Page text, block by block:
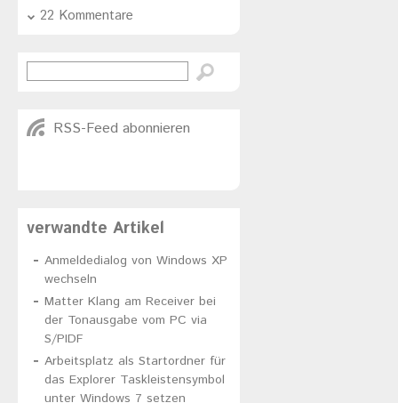
22 Kommentare
RSS-Feed abonnieren
verwandte Artikel
Anmeldedialog von Windows XP
wechseln
Matter Klang am Receiver bei
der Tonausgabe vom PC via
S/PIDF
Arbeitsplatz als Startordner für
das Explorer Taskleistensymbol
unter Windows 7 setzen